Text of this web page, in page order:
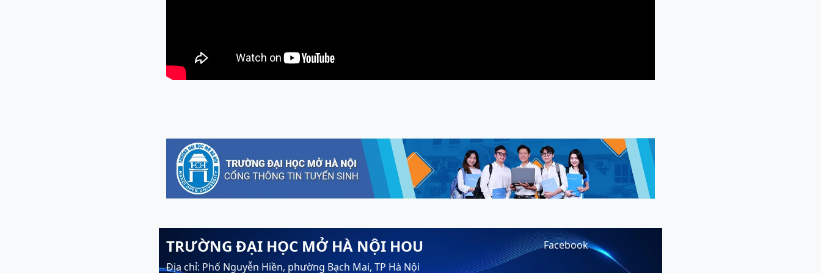
TRƯỜNG ĐẠI HỌC MỞ HÀ NỘI HOU
Địa chỉ: Phố Nguyễn Hiền, phường Bạch Mai, TP Hà Nội
Facebook